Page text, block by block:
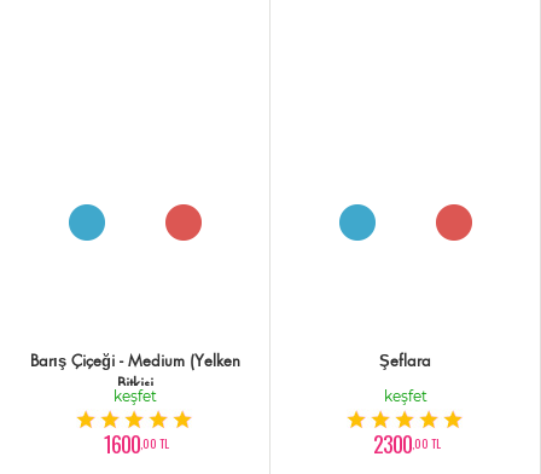
Barış Çiçeği - Medium (Yelken
Bitkisi
keşfet
1600,00 TL
Şeflara
keşfet
2300,00 TL